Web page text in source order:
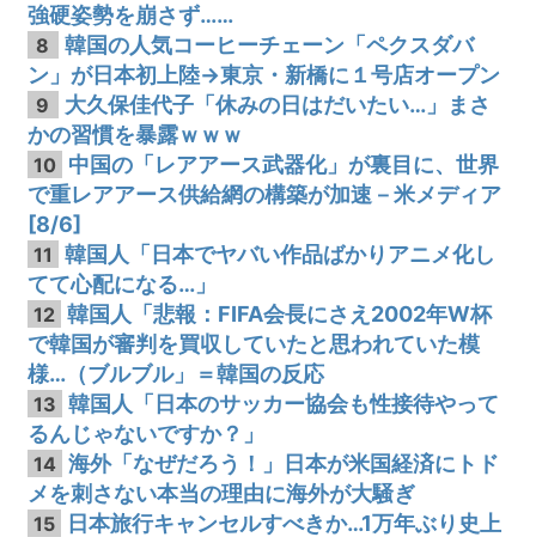
強硬姿勢を崩さず……
8
韓国の人気コーヒーチェーン「ペクスダバ
ン」が日本初上陸→東京・新橋に１号店オープン
9
大久保佳代子「休みの日はだいたい…」まさ
かの習慣を暴露ｗｗｗ
10 中国の「レアアース武器化」が裏目に、世界
で重レアアース供給網の構築が加速－米メディア
[8/6]
11
韓国人「日本でヤバい作品ばかりアニメ化し
てて心配になる…」
12 韓国人「悲報：FIFA会長にさえ2002年W杯
で韓国が審判を買収していたと思われていた模
様…（ブルブル」＝韓国の反応
13 韓国人「日本のサッカー協会も性接待やって
るんじゃないですか？」
14 海外「なぜだろう！」日本が米国経済にトド
メを刺さない本当の理由に海外が大騒ぎ
15
日本旅行キャンセルすべきか…1万年ぶり史上